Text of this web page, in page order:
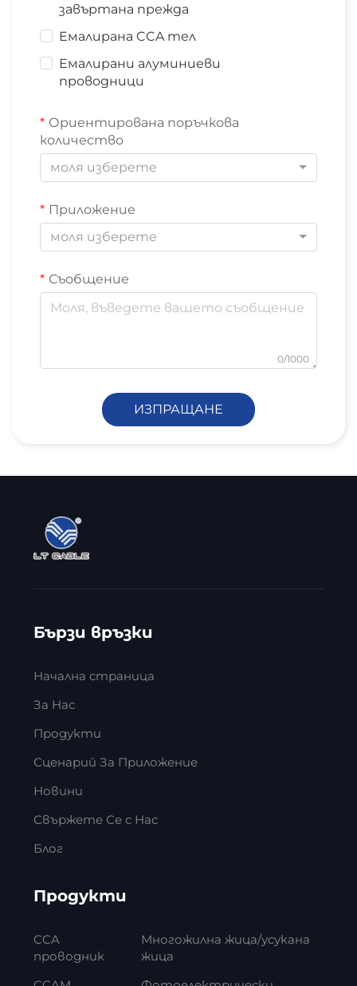
завъртана прежда
Емалирана CCA тел
Емалирани алуминиеви
проводници
Ориентирована поръчкова
количество
моля изберете
Приложение
моля изберете
Съобщение
0/1000
ИЗПРАЩАНЕ
Бързи връзки
Начална страница
За Нас
Продукти
Сценарий За Приложение
Новини
Свържете Се с Нас
Блог
Продукти
CCA
проводник
Многожилна жица/усукана
жица